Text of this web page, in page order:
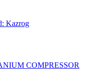
Kazrog
GERMANIUM COMPRESSOR